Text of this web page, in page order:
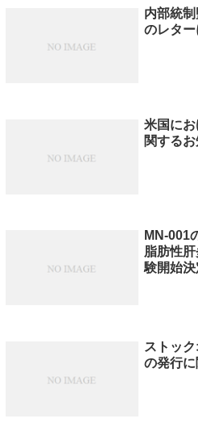
内部統
のレタ
米国に
関する
MN-001
脂肪性
験開始
ストッ
の発行